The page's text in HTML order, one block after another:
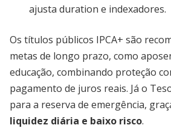
ajusta duration e indexadores.
Os títulos públicos IPCA+ são
metas de longo prazo, como
educação, combinando proteção
pagamento de juros reais. Já o
para a reserva de emergência,
liquidez diária e baixo risco.